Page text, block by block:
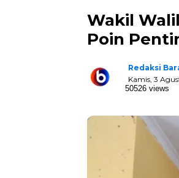
Wakil
Poin
Redaksi
Kamis, 3
50526 views